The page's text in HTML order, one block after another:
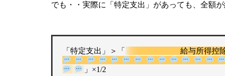
でも・・実際に「特定支出」があっても、全額
「特定支出」＞「 給与所得控